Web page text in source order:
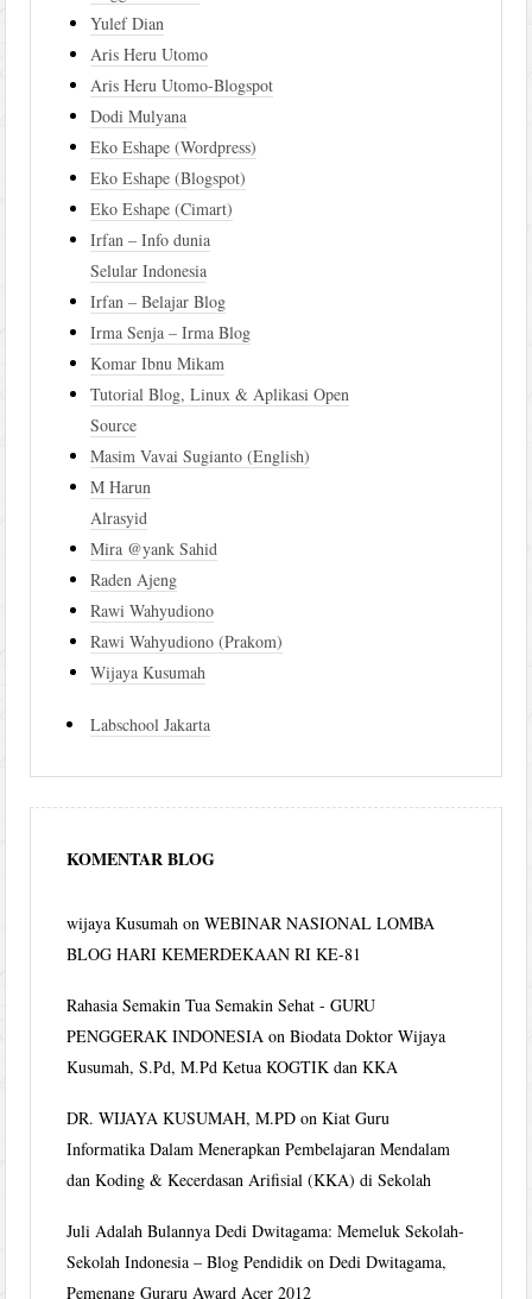
Yulef Dian
Aris Heru Utomo
Aris Heru Utomo-Blogspot
Dodi Mulyana
Eko Eshape (Wordpress)
Eko Eshape (Blogspot)
Eko Eshape (Cimart)
Irfan – Info dunia
Selular Indonesia
Irfan – Belajar Blog
Irma Senja – Irma Blog
Komar Ibnu Mikam
Tutorial Blog, Linux & Aplikasi Open
Source
Masim Vavai Sugianto (English)
M Harun
Alrasyid
Mira @yank Sahid
Raden Ajeng
Rawi Wahyudiono
Rawi Wahyudiono (Prakom)
Wijaya Kusumah
Labschool Jakarta
KOMENTAR BLOG
wijaya Kusumah onWEBINAR NASIONAL LOMBA
BLOG HARI KEMERDEKAAN RI KE-81
Rahasia Semakin Tua Semakin Sehat - GURU
PENGGERAK INDONESIA onBiodata Doktor Wijaya
Kusumah, S.Pd, M.Pd Ketua KOGTIK dan KKA
DR. WIJAYA KUSUMAH, M.PD onKiat Guru
Informatika Dalam Menerapkan Pembelajaran Mendalam
dan Koding & Kecerdasan Arifisial (KKA) di Sekolah
Juli Adalah Bulannya Dedi Dwitagama: Memeluk Sekolah-
Sekolah Indonesia – Blog Pendidik onDedi Dwitagama,
Pemenang Guraru Award Acer 2012